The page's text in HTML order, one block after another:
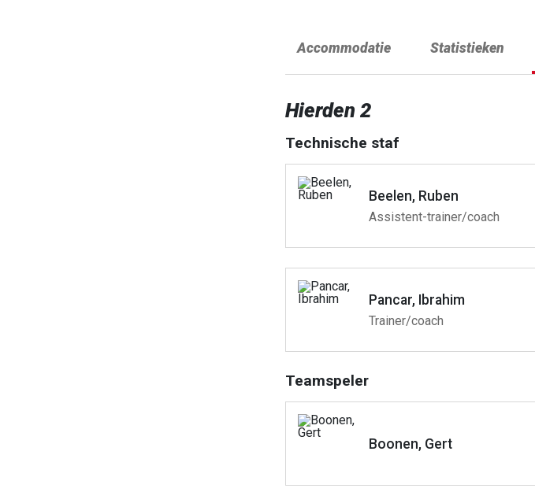
Accommodatie Statistieken
Hierden 2
Technische staf
Beelen, Ruben
Assistent-trainer/coach
Pancar, Ibrahim
Trainer/coach
Teamspeler
Boonen, Gert